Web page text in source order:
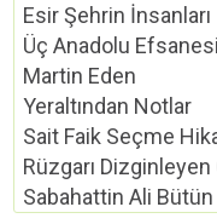
Esir Şehrin İnsanları
Üç Anadolu
Martin Eden
Yeraltından Notlar
Sait Faik Seçme
Rüzgarı
Sabahattin Ali